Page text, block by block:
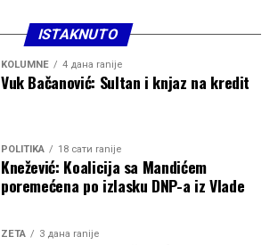
ISTAKNUTO
KOLUMNE 4 дана ranije
Vuk Bačanović: Sultan i knjaz na kredit
POLITIKA 18 сати ranije
Knežević: Koalicija sa Mandićem
poremećena po izlasku DNP-a iz Vlade
ZETA 3 дана ranije